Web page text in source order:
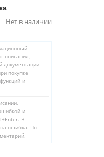
Нет в наличии
описания,
документации
покупке
и
и
В
ошибка. По